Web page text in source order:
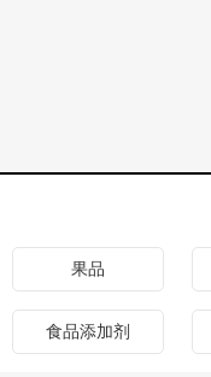
果品
食品添加剂